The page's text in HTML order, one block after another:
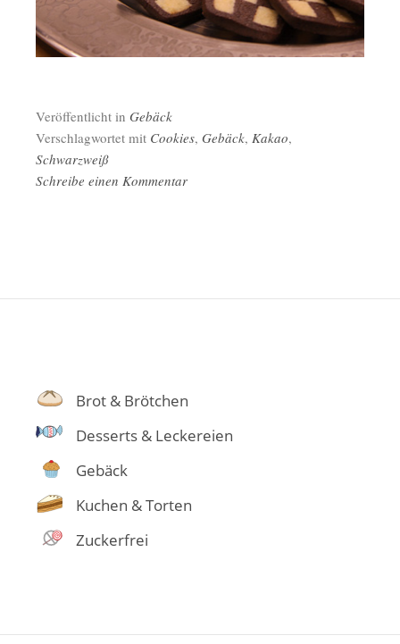
Veröffentlicht in Gebäck
Verschlagwortet mit Cookies, Gebäck, Kakao,
Schwarzweiß
Schreibe einen Kommentar
Brot & Brötchen
Desserts & Leckereien
Gebäck
Kuchen & Torten
Zuckerfrei